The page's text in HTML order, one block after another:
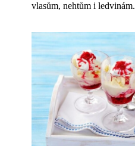
vlasům, nehtům i ledvinám.